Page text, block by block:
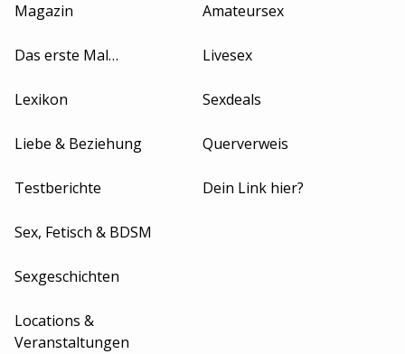
Magazin
Das erste Mal…
Lexikon
Liebe & Beziehung
Testberichte
Sex, Fetisch & BDSM
Sexgeschichten
Locations &
Veranstaltungen
Amateursex
Livesex
Sexdeals
Querverweis
Dein Link hier?